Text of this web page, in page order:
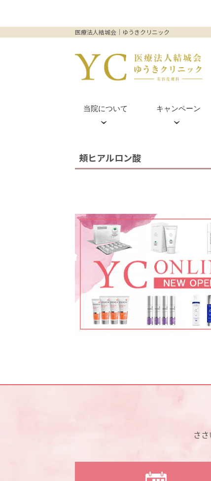
医療法人結城会｜ゆうきクリニック
当院について キャンペーン
フィロルガ注射(NCTF135HA)
ダブロゴールド(顔)
レーザーフェイシャル
ボツリヌス注射
頬ヒアルロン酸
さ